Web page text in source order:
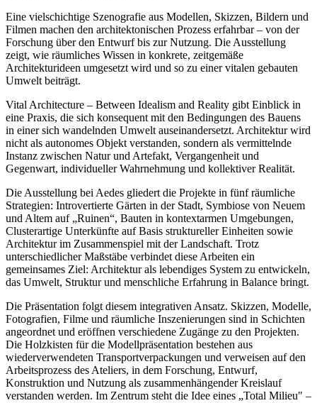
Eine vielschichtige Szenografie aus Modellen, Skizzen, Bildern und
Filmen machen den architektonischen Prozess erfahrbar – von der
Forschung über den Entwurf bis zur Nutzung. Die Ausstellung
zeigt, wie räumliches Wissen in konkrete, zeitgemäße
Architekturideen umgesetzt wird und so zu einer vitalen gebauten
Umwelt beiträgt.
Vital Architecture – Between Idealism and Reality gibt Einblick in
eine Praxis, die sich konsequent mit den Bedingungen des Bauens
in einer sich wandelnden Umwelt auseinandersetzt. Architektur wird
nicht als autonomes Objekt verstanden, sondern als vermittelnde
Instanz zwischen Natur und Artefakt, Vergangenheit und
Gegenwart, individueller Wahrnehmung und kollektiver Realität.
Die Ausstellung bei Aedes gliedert die Projekte in fünf räumliche
Strategien: Introvertierte Gärten in der Stadt, Symbiose von Neuem
und Altem auf „Ruinen“, Bauten in kontextarmen Umgebungen,
Clusterartige Unterkünfte auf Basis struktureller Einheiten sowie
Architektur im Zusammenspiel mit der Landschaft. Trotz
unterschiedlicher Maßstäbe verbindet diese Arbeiten ein
gemeinsames Ziel: Architektur als lebendiges System zu entwickeln,
das Umwelt, Struktur und menschliche Erfahrung in Balance bringt.
Die Präsentation folgt diesem integrativen Ansatz. Skizzen, Modelle,
Fotografien, Filme und räumliche Inszenierungen sind in Schichten
angeordnet und eröffnen verschiedene Zugänge zu den Projekten.
Die Holzkisten für die Modellpräsentation bestehen aus
wiederverwendeten Transportverpackungen und verweisen auf den
Arbeitsprozess des Ateliers, in dem Forschung, Entwurf,
Konstruktion und Nutzung als zusammenhängender Kreislauf
verstanden werden. Im Zentrum steht die Idee eines „Total Milieu" –